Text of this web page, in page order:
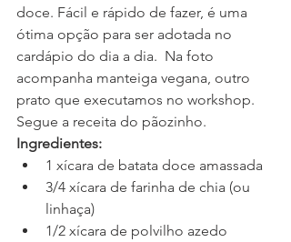
doce. Fácil e rápido de fazer, é uma
ótima opção para ser adotada no
cardápio do dia a dia.  Na foto
acompanha manteiga vegana, outro
prato que executamos no workshop.
Segue a receita do pãozinho.
Ingredientes:
1 xícara de batata doce amassada
3/4 xícara de farinha de chia (ou
linhaça)
1/2 xícara de polvilho azedo